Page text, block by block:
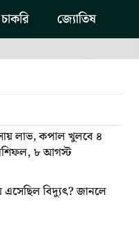
চাকরি জ্যোতিষ
লাভ, কপাল খুলবে ৪
৮ আগস্ট
এসেছিল বিদ্যুৎ? জানলে